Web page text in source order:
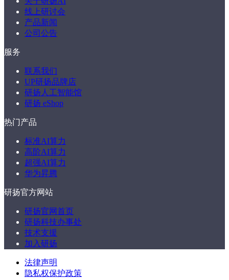
线上研讨会
产品新闻
公司公告
服务
联系我们
UP研扬品牌店
研扬人工智能馆
研扬 eShop
热门产品
标准AI算力
高阶AI算力
超强AI算力
华为昇腾
研扬官方网站
研扬官网首页
研扬科技办事处
技术支援
加入研扬
法律声明
隐私权保护政策